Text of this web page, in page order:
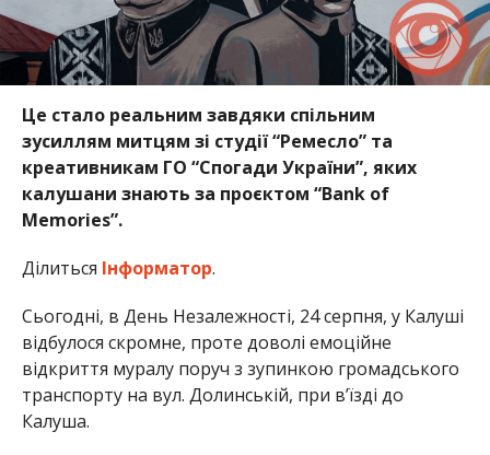
Це стало реальним завдяки спільним
зусиллям митцям зі студії “Ремесло” та
креативникам ГО “Спогади України”, яких
калушани знають за проєктом “Bank of
Memories”.
Ділиться Інформатор.
Сьогодні, в День Незалежності, 24 серпня, у Калуші
відбулося скромне, проте доволі емоційне
відкриття муралу поруч з зупинкою громадського
транспорту на вул. Долинській, при в’їзді до
Калуша.